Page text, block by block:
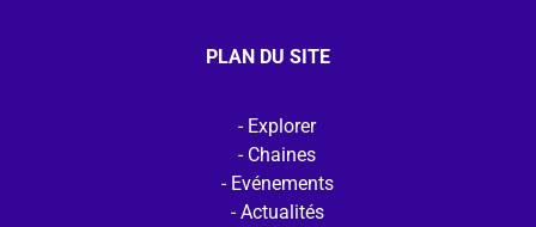
PLAN DU SITE
Explorer
Chaines
Evénements
Actualités